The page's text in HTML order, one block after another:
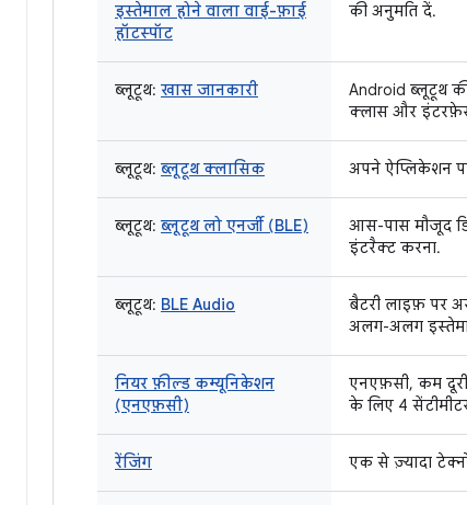
इस्तेमाल होने वाला वाई-फ़ाई
हॉटस्पॉट
की अनुमति दें.
ब्लूटूथ: खास जानकारी
Android ब्लूटूथ
क्लास और इंटरफ़ेस
ब्लूटूथ: ब्लूटूथ क्लासिक अपने ऐप्लिकेशन
ब्लूटूथ: ब्लूटूथ लो एनर्जी (BLE)
आस-पास मौजूद
इंटरैक्ट करना.
ब्लूटूथ: BLE Audio
बैटरी लाइफ़ पर
अलग-अलग
नियर फ़ील्ड कम्यूनिकेशन
(एनएफ़सी)
एनएफ़सी, कम
के लिए 4
रेंजिंग एक से ज़्यादा